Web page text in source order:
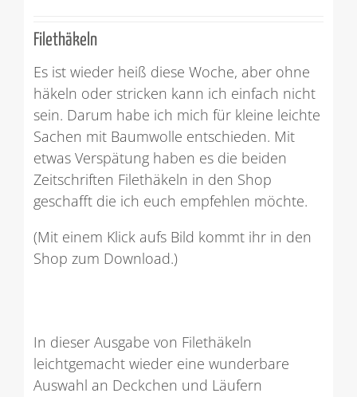
Filethäkeln
Es ist wieder heiß diese Woche, aber ohne
häkeln oder stricken kann ich einfach nicht
sein. Darum habe ich mich für kleine leichte
Sachen mit Baumwolle entschieden. Mit
etwas Verspätung haben es die beiden
Zeitschriften Filethäkeln in den Shop
geschafft die ich euch empfehlen möchte.
(Mit einem Klick aufs Bild kommt ihr in den
Shop zum Download.)
In dieser Ausgabe von Filethäkeln
leichtgemacht wieder eine wunderbare
Auswahl an Deckchen und Läufern